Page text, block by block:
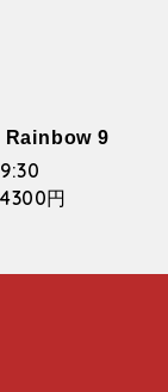
Rainbow 9
4300円